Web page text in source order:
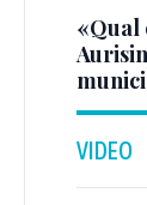
«Qual
VIDEO